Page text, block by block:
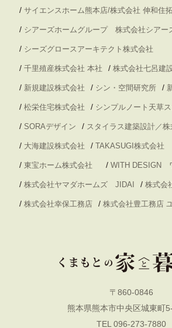
/ サイエンスホーム熊本店/株式会社 伸和住拓
/ シアーズホームグループ 株式会社シアー
/ シーズグロースアーキテクト株式会社
/ 千里殖産株式会社 本社 / 株式会社七呂建
/ 新規建設株式会社 / シン・空間研究所 /
/ 松栄住宅株式会社 / シンプルノート天草
/ SORAデザイン / スタイラス建築設計／
/ 大海建設株式会社 / TAKASUGI株式会社
/ 東宝ホーム株式会社 / WITH DESIGN
/ 株式会社ヤマダホームズ JIDAI / 株式会
/ 株式会社幸保工務店 / 株式会社豊工務店
〒860-0846
熊本県熊本市中央区城東町
TEL 096-273-7880